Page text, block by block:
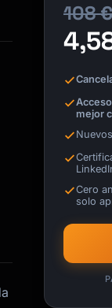
108
mejor
Cero
solo